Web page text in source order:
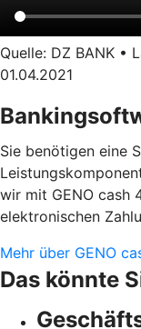
Quelle: DZ BANK •
01.04.2021
Sie benötigen eine
wir mit GENO cash
elektronischen
Mehr über GENO
Das könnte